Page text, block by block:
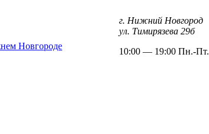
Новгороде
г. Нижний Новгород
ул. Тимирязева 29б
10:00 — 19:00 Пн.-Пт.